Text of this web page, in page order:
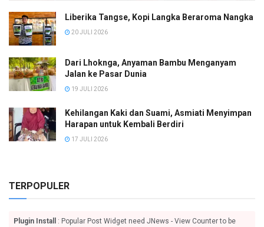
Liberika Tangse, Kopi Langka Beraroma Nangka
20 JULI 2026
Dari Lhoknga, Anyaman Bambu Menganyam
Jalan ke Pasar Dunia
19 JULI 2026
Kehilangan Kaki dan Suami, Asmiati Menyimpan
Harapan untuk Kembali Berdiri
17 JULI 2026
TERPOPULER
Plugin Install : Popular Post Widget need JNews - View Counter to be